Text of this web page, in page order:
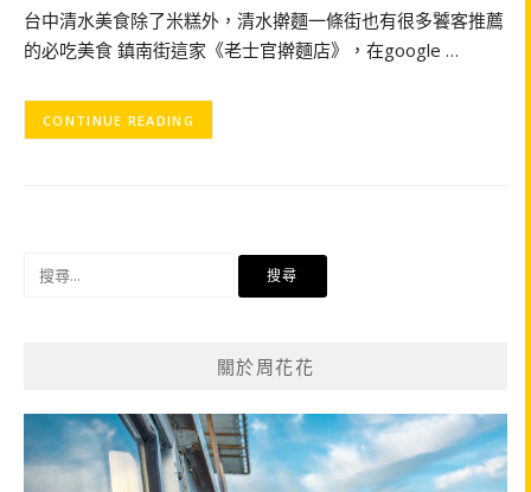
台中清水美食除了米糕外，清水擀麵一條街也有很多饕客推薦
的必吃美食 鎮南街這家《老士官擀麵店》，在google …
CONTINUE READING
關於周花花